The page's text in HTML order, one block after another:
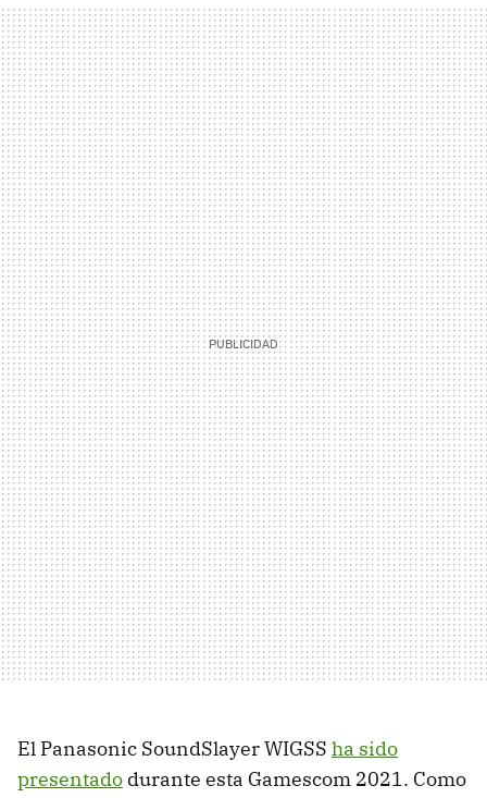
El Panasonic SoundSlayer WIGSS ha sido
presentado durante esta Gamescom 2021. Como